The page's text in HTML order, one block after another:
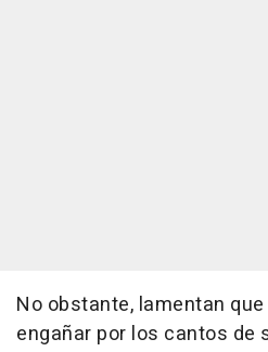
No obstante, lamentan
engañar por los cantos de